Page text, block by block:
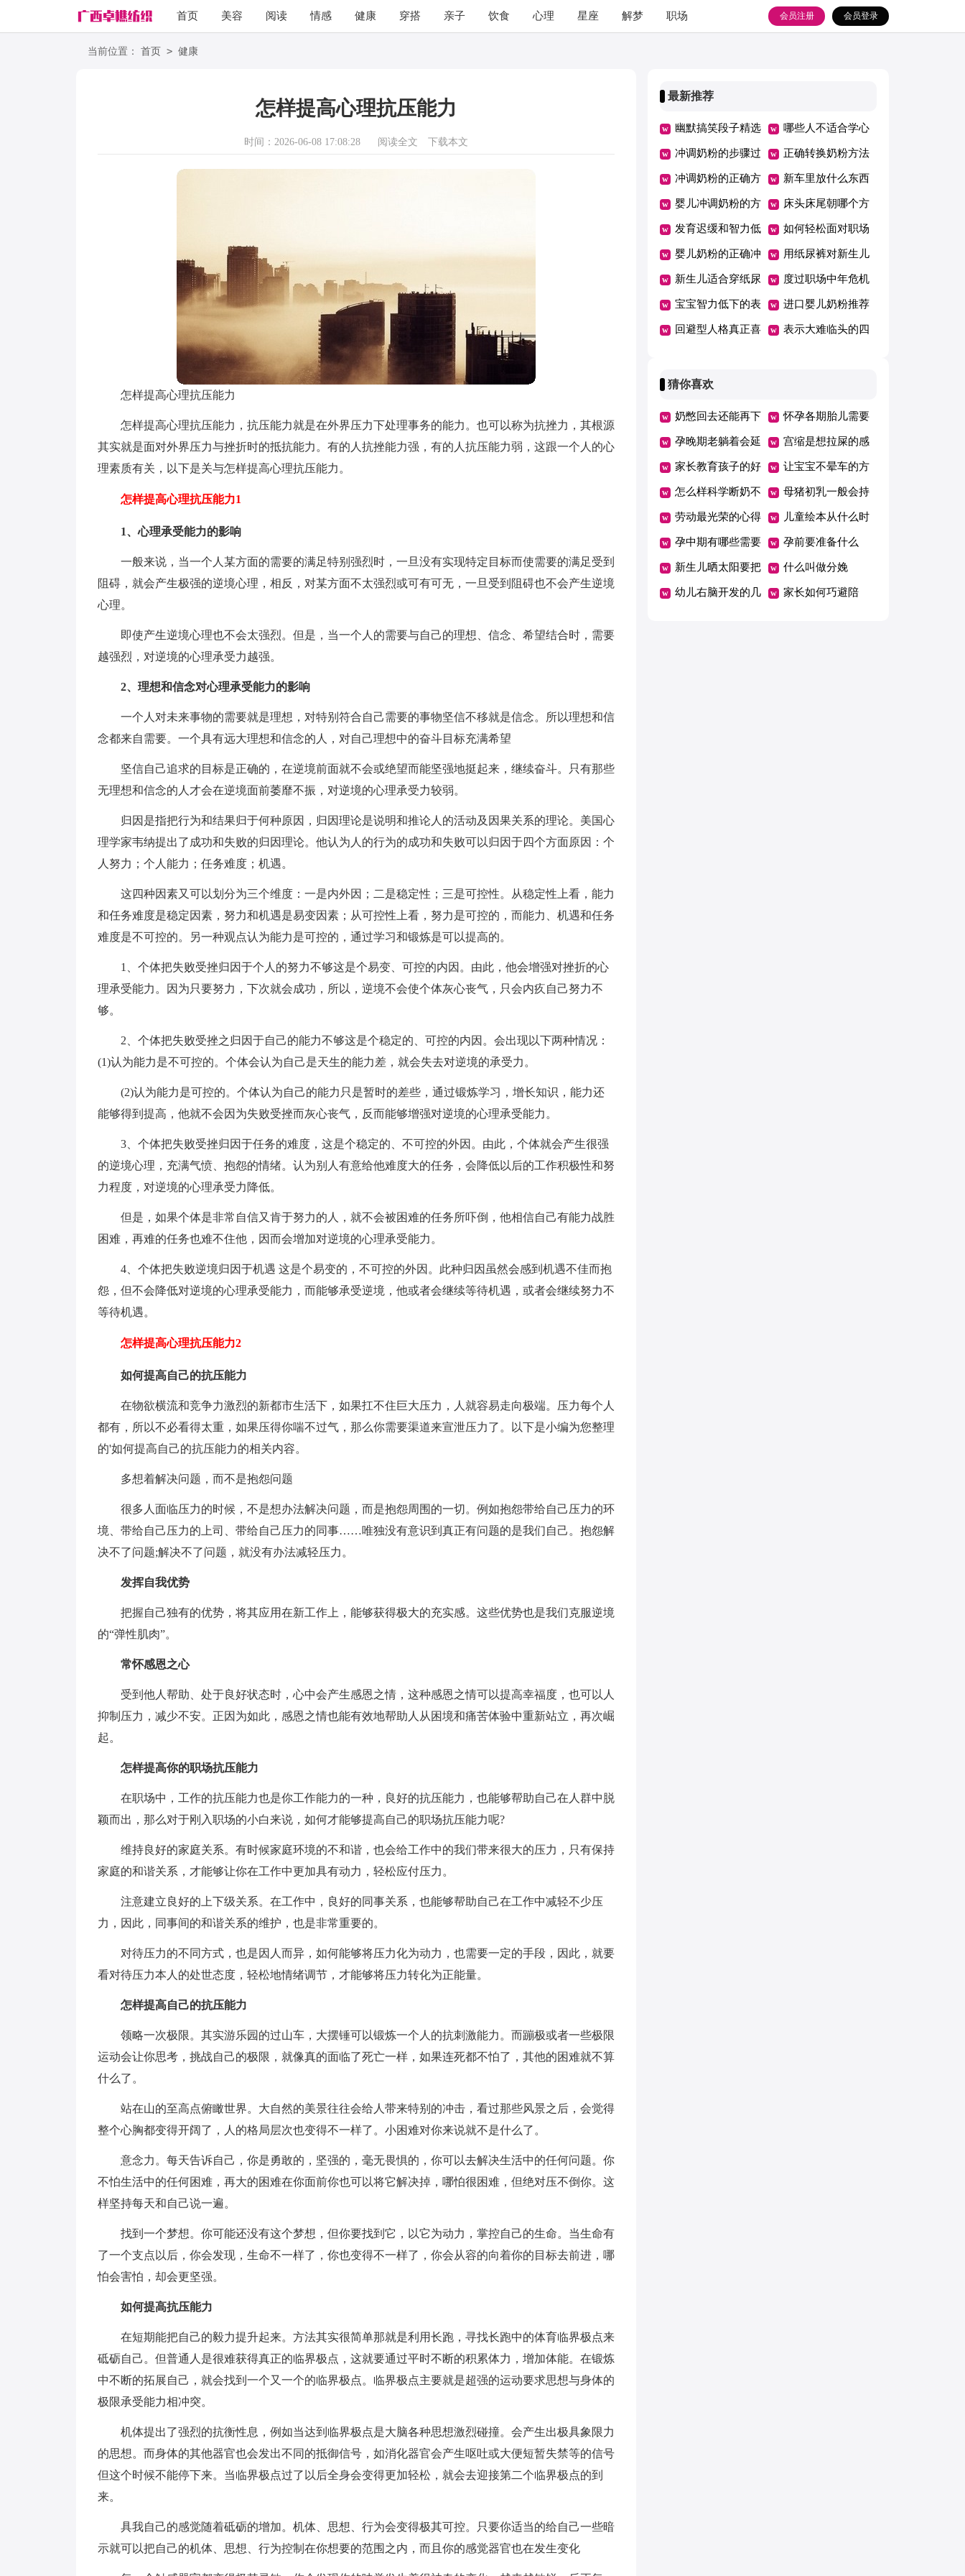
首页 美容 阅读 情感 健康 穿搭 亲子 饮食 心理 星座 解梦 职场
励志
会员登录
会员注册
当前位置： 首页 > 健康
怎样提高心理抗压能力
时间：2026-06-08 17:08:28 阅读全文 下载本文
怎样提高心理抗压能力
怎样提高心理抗压能力，抗压能力就是在外界压力下处理事务的能力。也可以称为抗挫力，其根源
其实就是面对外界压力与挫折时的抵抗能力。有的人抗挫能力强，有的人抗压能力弱，这跟一个人的心
理素质有关，以下是关与怎样提高心理抗压能力。
怎样提高心理抗压能力1
1、心理承受能力的影响
一般来说，当一个人某方面的需要的满足特别强烈时，一旦没有实现特定目标而使需要的满足受到
阻碍，就会产生极强的逆境心理，相反，对某方面不太强烈或可有可无，一旦受到阻碍也不会产生逆境
心理。
即使产生逆境心理也不会太强烈。但是，当一个人的需要与自己的理想、信念、希望结合时，需要
越强烈，对逆境的心理承受力越强。
2、理想和信念对心理承受能力的影响
一个人对未来事物的需要就是理想，对特别符合自己需要的事物坚信不移就是信念。所以理想和信
念都来自需要。一个具有远大理想和信念的人，对自己理想中的奋斗目标充满希望
坚信自己追求的目标是正确的，在逆境前面就不会或绝望而能坚强地挺起来，继续奋斗。只有那些
无理想和信念的人才会在逆境面前萎靡不振，对逆境的心理承受力较弱。
归因是指把行为和结果归于何种原因，归因理论是说明和推论人的活动及因果关系的理论。美国心
理学家韦纳提出了成功和失败的归因理论。他认为人的行为的成功和失败可以归因于四个方面原因：个
人努力；个人能力；任务难度；机遇。
这四种因素又可以划分为三个维度：一是内外因；二是稳定性；三是可控性。从稳定性上看，能力
和任务难度是稳定因素，努力和机遇是易变因素；从可控性上看，努力是可控的，而能力、机遇和任务
难度是不可控的。另一种观点认为能力是可控的，通过学习和锻炼是可以提高的。
1、个体把失败受挫归因于个人的努力不够这是个易变、可控的内因。由此，他会增强对挫折的心
理承受能力。因为只要努力，下次就会成功，所以，逆境不会使个体灰心丧气，只会内疚自己努力不
够。
2、个体把失败受挫之归因于自己的能力不够这是个稳定的、可控的内因。会出现以下两种情况：
(1)认为能力是不可控的。个体会认为自己是天生的能力差，就会失去对逆境的承受力。
(2)认为能力是可控的。个体认为自己的能力只是暂时的差些，通过锻炼学习，增长知识，能力还
能够得到提高，他就不会因为失败受挫而灰心丧气，反而能够增强对逆境的心理承受能力。
3、个体把失败受挫归因于任务的难度，这是个稳定的、不可控的外因。由此，个体就会产生很强
的逆境心理，充满气愤、抱怨的情绪。认为别人有意给他难度大的任务，会降低以后的工作积极性和努
力程度，对逆境的心理承受力降低。
但是，如果个体是非常自信又肯于努力的人，就不会被困难的任务所吓倒，他相信自己有能力战胜
困难，再难的任务也难不住他，因而会增加对逆境的心理承受能力。
4、个体把失败逆境归因于机遇 这是个易变的，不可控的外因。此种归因虽然会感到机遇不佳而抱
怨，但不会降低对逆境的心理承受能力，而能够承受逆境，他或者会继续等待机遇，或者会继续努力不
等待机遇。
怎样提高心理抗压能力2
如何提高自己的抗压能力
在物欲横流和竞争力激烈的新都市生活下，如果扛不住巨大压力，人就容易走向极端。压力每个人
都有，所以不必看得太重，如果压得你喘不过气，那么你需要渠道来宣泄压力了。以下是小编为您整理
的'如何提高自己的抗压能力的相关内容。
多想着解决问题，而不是抱怨问题
很多人面临压力的时候，不是想办法解决问题，而是抱怨周围的一切。例如抱怨带给自己压力的环
境、带给自己压力的上司、带给自己压力的同事……唯独没有意识到真正有问题的是我们自己。抱怨解
决不了问题;解决不了问题，就没有办法减轻压力。
发挥自我优势
把握自己独有的优势，将其应用在新工作上，能够获得极大的充实感。这些优势也是我们克服逆境
的“弹性肌肉”。
常怀感恩之心
受到他人帮助、处于良好状态时，心中会产生感恩之情，这种感恩之情可以提高幸福度，也可以人
抑制压力，减少不安。正因为如此，感恩之情也能有效地帮助人从困境和痛苦体验中重新站立，再次崛
起。
怎样提高你的职场抗压能力
在职场中，工作的抗压能力也是你工作能力的一种，良好的抗压能力，也能够帮助自己在人群中脱
颖而出，那么对于刚入职场的小白来说，如何才能够提高自己的职场抗压能力呢?
维持良好的家庭关系。有时候家庭环境的不和谐，也会给工作中的我们带来很大的压力，只有保持
家庭的和谐关系，才能够让你在工作中更加具有动力，轻松应付压力。
注意建立良好的上下级关系。在工作中，良好的同事关系，也能够帮助自己在工作中减轻不少压
力，因此，同事间的和谐关系的维护，也是非常重要的。
对待压力的不同方式，也是因人而异，如何能够将压力化为动力，也需要一定的手段，因此，就要
看对待压力本人的处世态度，轻松地情绪调节，才能够将压力转化为正能量。
怎样提高自己的抗压能力
领略一次极限。其实游乐园的过山车，大摆锤可以锻炼一个人的抗刺激能力。而蹦极或者一些极限
运动会让你思考，挑战自己的极限，就像真的面临了死亡一样，如果连死都不怕了，其他的困难就不算
什么了。
站在山的至高点俯瞰世界。大自然的美景往往会给人带来特别的冲击，看过那些风景之后，会觉得
整个心胸都变得开阔了，人的格局层次也变得不一样了。小困难对你来说就不是什么了。
意念力。每天告诉自己，你是勇敢的，坚强的，毫无畏惧的，你可以去解决生活中的任何问题。你
不怕生活中的任何困难，再大的困难在你面前你也可以将它解决掉，哪怕很困难，但绝对压不倒你。这
样坚持每天和自己说一遍。
找到一个梦想。你可能还没有这个梦想，但你要找到它，以它为动力，掌控自己的生命。当生命有
了一个支点以后，你会发现，生命不一样了，你也变得不一样了，你会从容的向着你的目标去前进，哪
怕会害怕，却会更坚强。
如何提高抗压能力
在短期能把自己的毅力提升起来。方法其实很简单那就是利用长跑，寻找长跑中的体育临界极点来
砥砺自己。但普通人是很难获得真正的临界极点，这就要通过平时不断的积累体力，增加体能。在锻炼
中不断的拓展自己，就会找到一个又一个的临界极点。临界极点主要就是超强的运动要求思想与身体的
极限承受能力相冲突。
机体提出了强烈的抗衡性息，例如当达到临界极点是大脑各种思想激烈碰撞。会产生出极具象限力
的思想。而身体的其他器官也会发出不同的抵御信号，如消化器官会产生呕吐或大便短暂失禁等的信号
但这个时候不能停下来。当临界极点过了以后全身会变得更加轻松，就会去迎接第二个临界极点的到
来。
具我自己的感觉随着砥砺的增加。机体、思想、行为会变得极其可控。只要你适当的给自己一些暗
示就可以把自己的机体、思想、行为控制在你想要的范围之内，而且你的感觉器官也在发生变化
最新推荐
幽默搞笑段子精选 哪些人不适合学心
理学
冲调奶粉的步骤过
程
正确转换奶粉方法
冲调奶粉的正确方
法是什么
新车里放什么东西
可以去味道
婴儿冲调奶粉的方
法与步骤是什么
床头床尾朝哪个方
向好
发育迟缓和智力低
下的区别
如何轻松面对职场
中年危机
婴儿奶粉的正确冲
调方法
用纸尿裤对新生儿
有影响吗
新生儿适合穿纸尿
裤吗
度过职场中年危机
需要做好哪3点
宝宝智力低下的表
现
进口婴儿奶粉推荐
回避型人格真正喜 表示大难临头的四
猜你喜欢
奶憋回去还能再下
来吗
怀孕各期胎儿需要
的营养
孕晚期老躺着会延
期吗
宫缩是想拉屎的感
觉吗
家长教育孩子的好
方法总结一年级
让宝宝不晕车的方
法
怎么样科学断奶不
坑娃
母猪初乳一般会持
续几天
劳动最光荣的心得
体会范文（精选5
篇）
儿童绘本从什么时
候开始看有哪些好
处
孕中期有哪些需要
注意的事项
孕前要准备什么
新生儿晒太阳要把
衣服脱了吗
什么叫做分娩
幼儿右脑开发的几 家长如何巧避陪